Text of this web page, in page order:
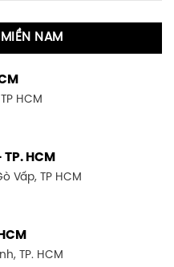
NAM
HCM
HCM
Vấp, TP HCM
TP. HCM